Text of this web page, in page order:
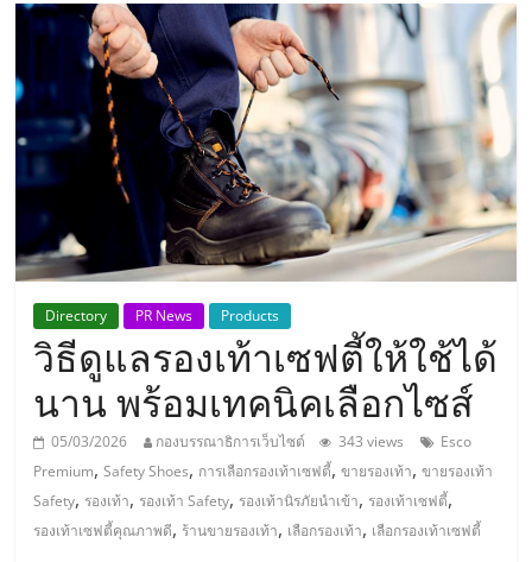
แห่ง
ประเทศไทย,
ThaiSMEsCenter,
รวม
ธุรกิจ
เอ
ส
เอ็
Directory PR News Products
วิธีดูแลรองเท้าเซฟตี้ให้ใช้ได้
นาน พร้อมเทคนิคเลือกไซส์
05/03/2026 กองบรรณาธิการเว็บไซต์ 343 views
Esco
Premium,Safety Shoes, การเลือกรองเท้าเซฟตี้,ขายรองเท้า,ขายรองเท้า
Safety, รองเท้า, รองเท้า Safety, รองเท้านิรภัยนำเข้า, รองเท้าเซฟตี้,
รองเท้าเซฟตี้คุณภาพดี, ร้านขายรองเท้า, เลือกรองเท้า, เลือกรองเท้าเซฟตี้